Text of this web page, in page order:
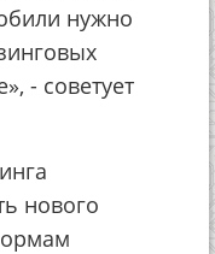
нужно
- советует
нового